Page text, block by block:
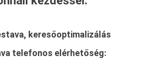
keresőoptimalizálás
telefonos elérhetőség: